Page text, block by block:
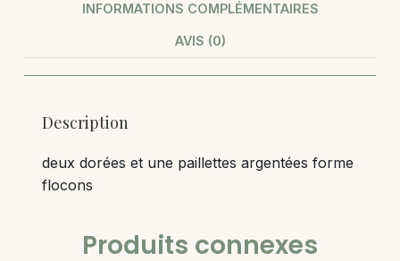
INFORMATIONS COMPLÉMENTAIRES
AVIS (0)
Description
deux dorées et une paillettes argentées forme
flocons
Produits connexes